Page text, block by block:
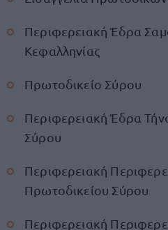
Περιφερειακή Έδρα
Κεφαλληνίας
Πρωτοδικείο Σύρου
Περιφερειακή Έδρα
Σύρου
Περιφερειακή
Πρωτοδικείου Σύρου
Περιφερειακή